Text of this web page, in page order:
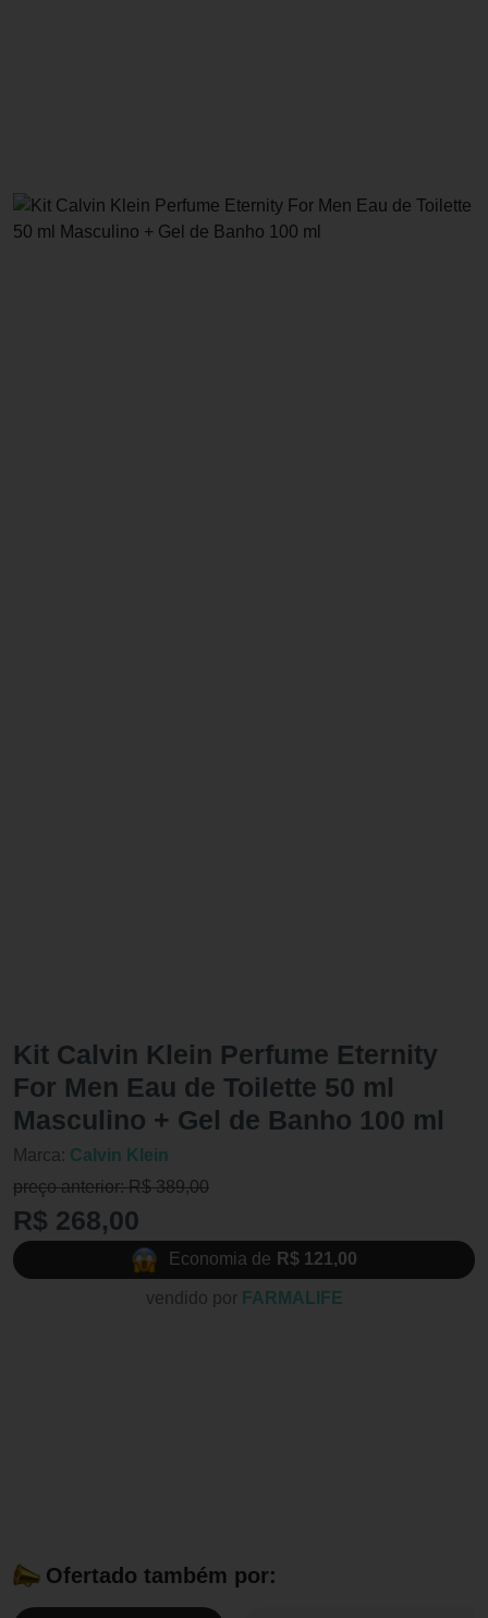
Kit Calvin Klein Perfume Eternity
For Men Eau de Toilette 50 ml
Masculino + Gel de Banho 100 ml
Marca: Calvin Klein
preço anterior: R$ 389,00
R$ 268,00
Economia de R$ 121,00
vendido por FARMALIFE
Ofertado também por: